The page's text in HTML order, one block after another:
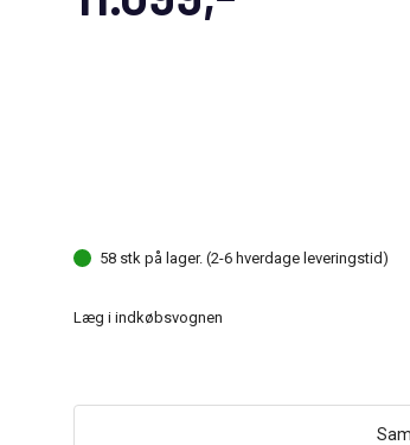
58 stk på lager. (2-6 hverdage leveringstid)
Læg i indkøbsvognen